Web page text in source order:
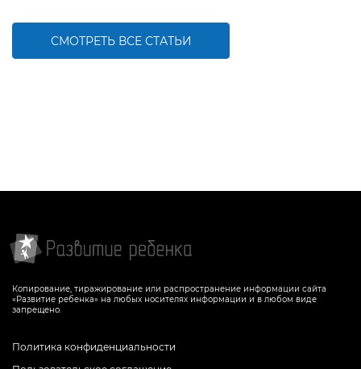
СМОТРЕТЬ ВСЕ СТАТЬИ
Копирование, тиражирование или распространение информации сайта
«Развитие ребенка» на любых носителях информации и в любом виде
запрещено.
Политика конфиденциальности